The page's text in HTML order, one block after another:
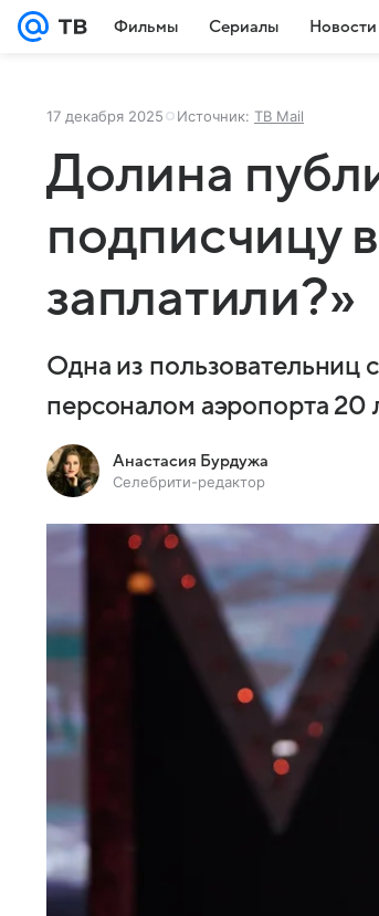
Фильмы Сериалы Новости
17 декабря 2025 Источник: ТВ Mail
Долина
подписчицу
заплатили?»
Одна из пользовательниц
персоналом аэропорта 20
Анастасия Бурдужа
Селебрити-редактор